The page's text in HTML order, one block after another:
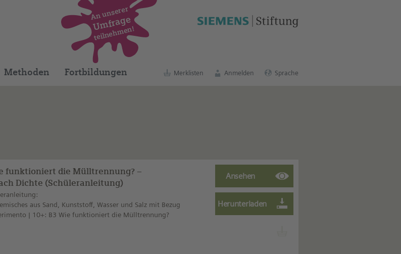
Methoden Fortbildungen Merklisten Anmelden Sprache
An unserer
Umfrage
teilnehmen!
funktioniert die Mülltrennung? –
Dichte (Schüleranleitung)
aus Sand, Kunststoff, Wasser und Salz mit Bezug
| 10+: B3 Wie funktioniert die Mülltrennung?
Dieses Medium finden Sie auf unserem spanischen Bildungsportal